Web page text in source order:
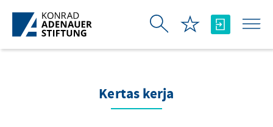
Skip to Main Content
Kertas kerja